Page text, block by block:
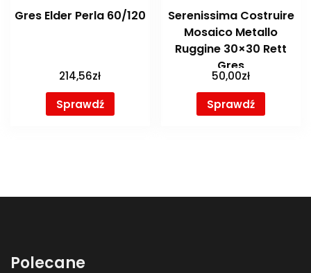
Gres Elder Perla 60/120
214,56zł
Sprawdź
Serenissima Costruire
Mosaico Metallo
Ruggine 30×30 Rett
Gres
50,00zł
Sprawdź
Polecane